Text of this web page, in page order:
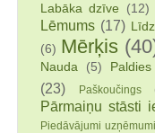
Labāka dzīve (12)
Lēmums (17)
(6) Mērķis
Nauda (5) Paldies
(23)
Paškoučings
Pārmaiņu stāsti
Piedāvājumi